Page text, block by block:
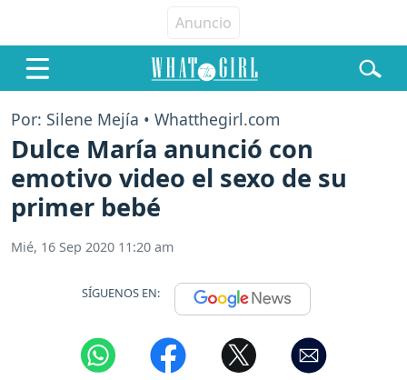
Por: Silene Mejía • Whatthegirl.com
Dulce María anunció con
emotivo video el sexo de su
primer bebé
Mié, 16 Sep 2020 11:20 am
SÍGUENOS EN: